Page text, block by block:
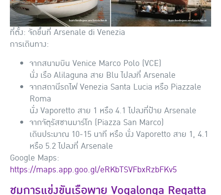
ที่ตั้ง: จัดขึ้นที่ Arsenale di Venezia
การเดินทาง:
จากสนามบิน Venice Marco Polo (VCE)
นั่ง เรือ Alilaguna สาย Blu ไปลงที่ Arsenale
จากสถานีรถไฟ Venezia Santa Lucia หรือ Piazzale
Roma
นั่ง Vaporetto สาย 1 หรือ 4.1 ไปลงที่ป้าย Arsenale
จากจัตุรัสซานมาร์โก (Piazza San Marco)
เดินประมาณ 10-15 นาที หรือ นั่ง Vaporetto สาย 1, 4.1
หรือ 5.2 ไปลงที่ Arsenale
Google Maps:
https://maps.app.goo.gl/eRKbTSVFbxRzbFKv5
ชมการแข่งขันเรือพาย Vogalonga Regatta